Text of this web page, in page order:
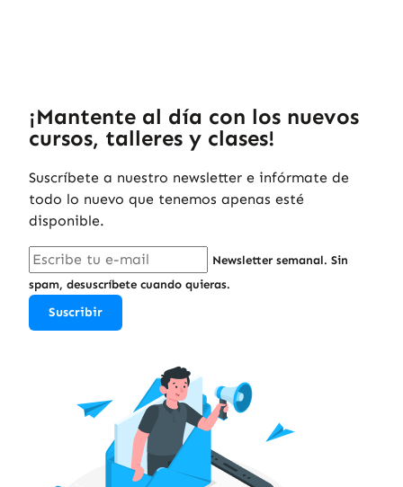
¡Mantente al día con los nuevos
cursos, talleres y clases!
Suscríbete a nuestro newsletter e infórmate de
todo lo nuevo que tenemos apenas esté
disponible.
Newsletter semanal. Sin
spam, desuscríbete cuando quieras.
Suscribir